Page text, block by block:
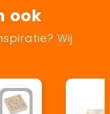
ook
Wij